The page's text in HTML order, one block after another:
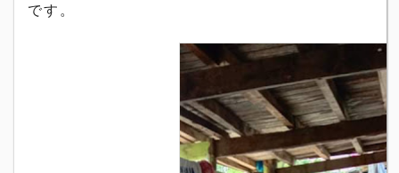
です。